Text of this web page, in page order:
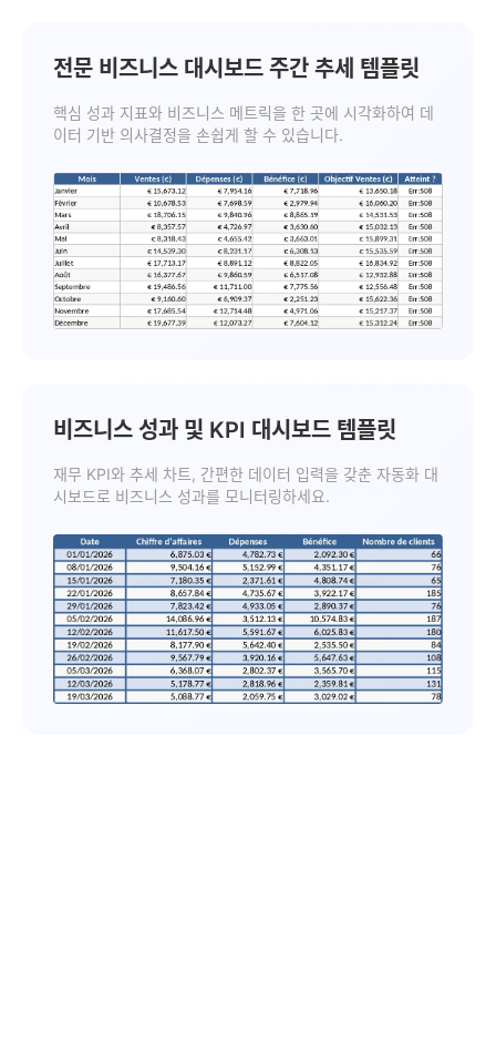
전문 비즈니스 대시보드 주간 추세 템플릿
핵심 성과 지표와 비즈니스 메트릭을 한 곳에 시각화하여 데
이터 기반 의사결정을 손쉽게 할 수 있습니다.
비즈니스 성과 및 KPI 대시보드 템플릿
재무 KPI와 추세 차트, 간편한 데이터 입력을 갖춘 자동화 대
시보드로 비즈니스 성과를 모니터링하세요.